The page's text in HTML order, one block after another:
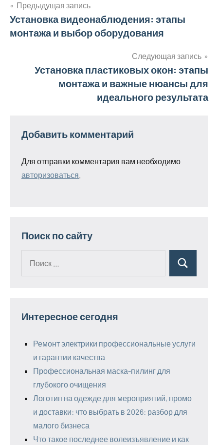
Навигация
по
Предыдущая запись
Установка видеонаблюдения: этапы
монтажа и выбор оборудования
Следующая запись
Установка пластиковых окон: этапы
монтажа и важные нюансы для
идеального результата
Добавить комментарий
Для отправки комментария вам необходимо
авторизоваться
Поиск по сайту
Поиск
Интересное сегодня
Ремонт электрики профессиональные услуги
и гарантии качества
Профессиональная маска-пилинг для
глубокого очищения
Логотип на одежде для мероприятий, промо
и доставки: что выбрать в 2026: разбор для
малого бизнеса
Что такое последнее волеизъявление и как